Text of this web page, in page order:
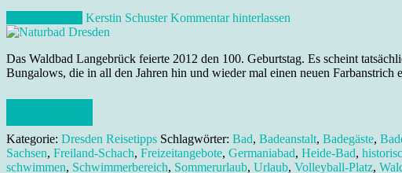
Kerstin Schuster Kommentar hinterlassen
Das Waldbad Langebrück feierte 2012 den 100. Geburtstag. Es scheint
Bungalows, die in all den Jahren hin und wieder mal einen neuen
Kategorie: Dresden Reisetipps Schlagwörter: Bad, Badeanstalt, Badegäste,
Sachsen, Freiland-Schach, Freizeitangebote, Germaniabad, Heide-Bad,
schwimmen, Schwimmerbereich, Sommerurlaub, Urlaub, Volleyball-Platz,